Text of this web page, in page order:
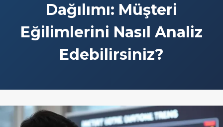
Dağılımı: Müşteri
Eğilimlerini Nasıl Analiz
Edebilirsiniz?